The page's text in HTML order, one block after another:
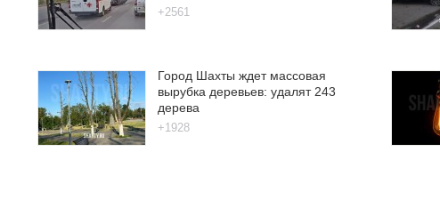
+2561
Город Шахты ждет массовая
вырубка деревьев: удалят 243
дерева
+1928